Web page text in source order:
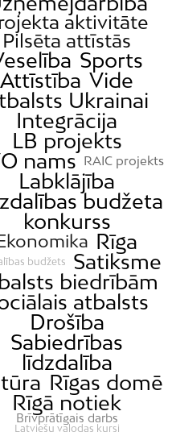
aktivitāte
Pilsēta attīstās
Sports
Attīstība Vide
Ukrainai
Integrācija
LB projekts
nams RAIC projekts
Labklājība
budžeta
konkurss
Rīga
budžets
Satiksme
biedrībām
atbalsts
Drošība
Sabiedrības
līdzdalība
Rīgas domē
Rīgā notiek
Brīvprātīgais darbs
Latviešu valodas kursi